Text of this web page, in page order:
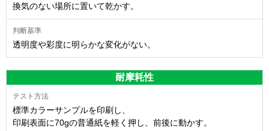
換気のない場所に置いて乾かす。
透明度や彩度に明らかな変化がない。
耐摩耗性
標準カラーサンプルを印刷し、
印刷表面に70gの普通紙を軽く押し、前後に動かす。